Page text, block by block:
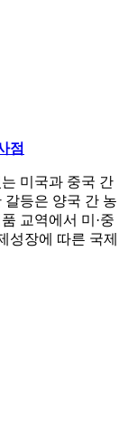
점
미국과 중국 간
갈등은 양국 간 농
교역에서 미·중
성장에 따른 국제